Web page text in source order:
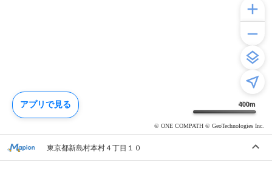
400m
© ONE COMPATH © GeoTechnologies Inc.
東京都新島村本村４丁目１０
アプリで見る